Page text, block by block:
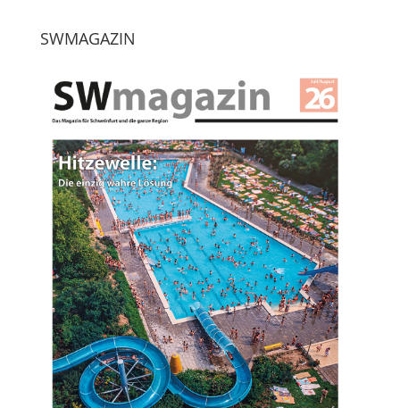
SWMAGAZIN